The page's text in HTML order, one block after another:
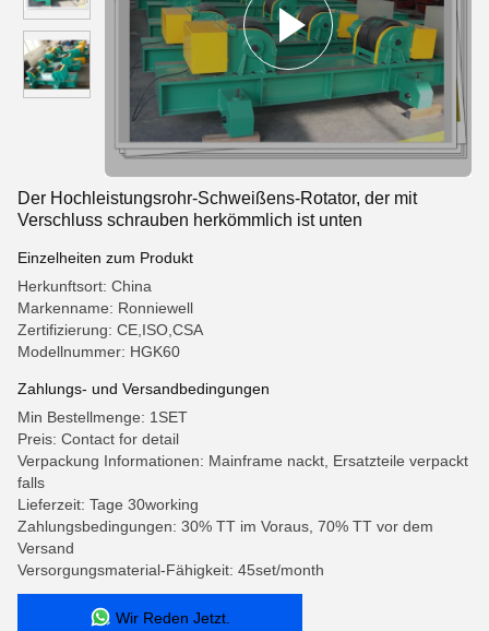
Der Hochleistungsrohr-Schweißens-Rotator, der mit
Verschluss schrauben herkömmlich ist unten
Einzelheiten zum Produkt
Herkunftsort: China
Markenname: Ronniewell
Zertifizierung: CE,ISO,CSA
Modellnummer: HGK60
Zahlungs- und Versandbedingungen
Min Bestellmenge: 1SET
Preis: Contact for detail
Verpackung Informationen: Mainframe nackt, Ersatzteile verpackt
falls
Lieferzeit: Tage 30working
Zahlungsbedingungen: 30% TT im Voraus, 70% TT vor dem
Versand
Versorgungsmaterial-Fähigkeit: 45set/month
Wir Reden Jetzt.